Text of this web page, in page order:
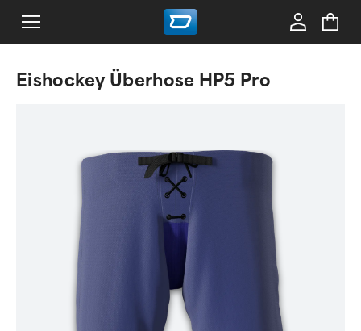
Eishockey Überhose HP5 Pro